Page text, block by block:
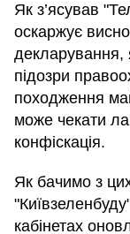
Як з’ясував
оскаржує
декларування,
підозри
походження
може чекати
конфіскація.
Як бачимо з
кабінетах